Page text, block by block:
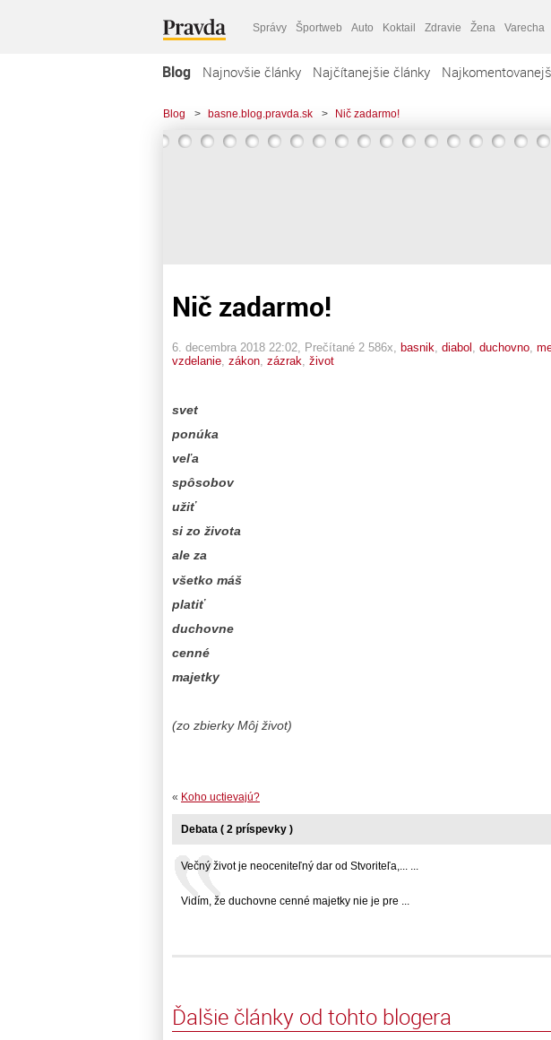
Správy Športweb Auto Koktail Zdravie Žena Varecha
Blog Najnovšie články Najčítanejšie články
Blog > basne.blog.pravda.sk > Nič zadarmo!
Nič zadarmo!
6. decembra 2018 22:02 , Prečítané 2 586x, basnik diabol duchovno
vzdelanie zákon zázrak život
svet
ponúka
veľa
spôsobov
užiť
si zo života
ale za
všetko máš
platiť
duchovne
cenné
majetky
(zo zbierky Môj život)
« Koho uctievajú?
Debata ( 2 príspevky )
Večný život je neoceniteľný dar od Stvoriteľa,... ...
Vidím, že duchovne cenné majetky nie je pre ...
Ďalšie články od tohto blogera